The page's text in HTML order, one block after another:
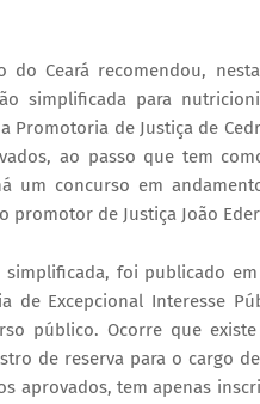
do Ceará recomendou,
simplificada para
Promotoria de Justiça de
ao passo que tem
um concurso em
promotor de Justiça João
simplificada, foi publicado
de Excepcional Interesse
público. Ocorre que
de reserva para o cargo
aprovados, tem apenas